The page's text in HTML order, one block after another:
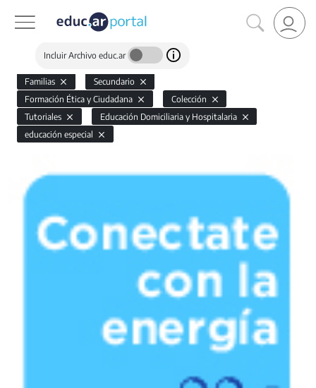
Incluir Archivo educ.ar
Familias
Secundario
Formación Ética y Ciudadana
Colección
Tutoriales
Educación Domiciliaria y Hospitalaria
educación especial